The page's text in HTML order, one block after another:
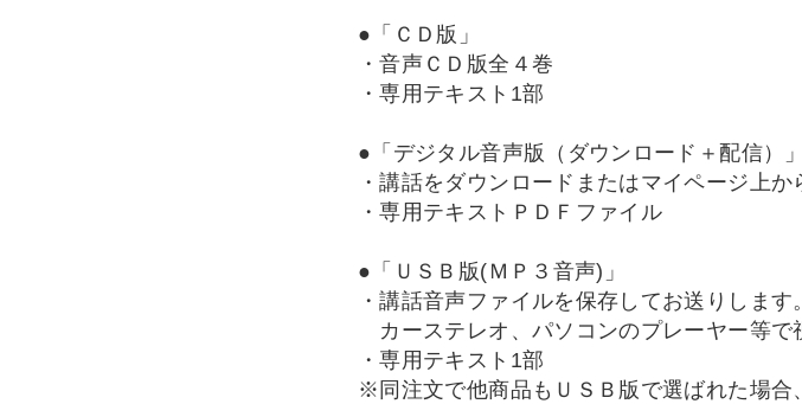
●「ＣＤ版」
・音声ＣＤ版全４巻
・専用テキスト1部
●「デジタル音声版（ダウンロード＋配信）」
・講話をダウンロードまたはマイページ上
・専用テキストＰＤＦファイル
●「ＵＳＢ版(ＭＰ３音声)」
・講話音声ファイルを保存してお送りします。
カーステレオ、パソコンのプレーヤー等で
・専用テキスト1部
※同注文で他商品もＵＳＢ版で選ばれた場合